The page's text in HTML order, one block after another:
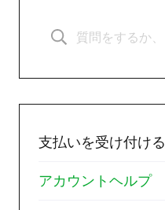
支払いを受け付ける
アカウントヘルプ